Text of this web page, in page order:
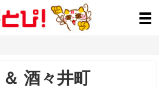
＆ 酒々井町